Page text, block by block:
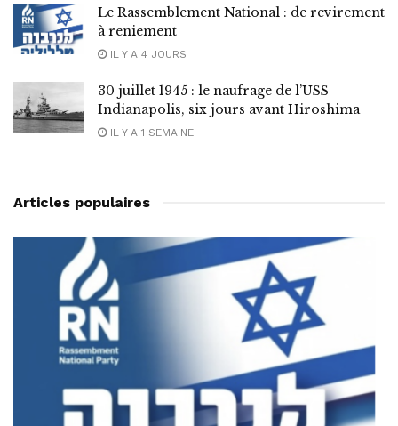
Le Rassemblement National : de revirement
à reniement
IL Y A 4 JOURS
30 juillet 1945 : le naufrage de l’USS
Indianapolis, six jours avant Hiroshima
IL Y A 1 SEMAINE
Articles populaires